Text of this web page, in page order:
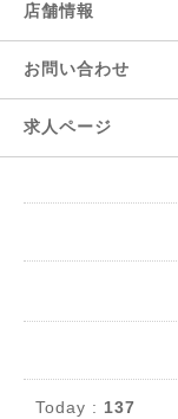
店舗情報
お問い合わせ
求人ページ
Today : 137